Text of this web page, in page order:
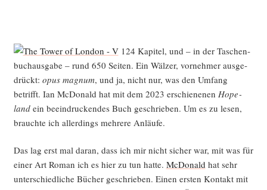
124 Kapi­tel, und – in der Taschen­
buch­aus­ga­be – rund 650 Sei­ten. Ein Wäl­zer, vor­neh­mer aus­ge­
drückt: opus magnum, und ja, nicht nur, was den Umfang
betrifft. Ian McDo­nald hat mit dem 2023 erschie­ne­nen Hope­
landein beein­dru­cken­des Buch geschrie­ben. Um es zu lesen,
brauch­te ich aller­dings meh­re­re Anläufe.
Das lag erst mal dar­an, dass ich mir nicht sicher war, mit was für
einer Art Roman ich es hier zu tun hat­te. McDo­naldhat sehr
unter­schied­li­che Bücher geschrie­ben. Einen ers­ten Kon­takt mit